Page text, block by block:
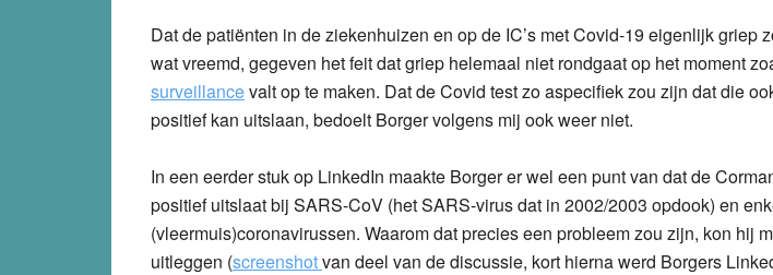
Dat de patiënten in de ziekenhuizen en op de IC’s met Covid-19 eigenlijk griep
wat vreemd, gegeven het feit dat griep helemaal niet rondgaat op het moment
surveillancevalt op te maken. Dat de Covid test zo aspecifiek zou zijn dat die
positief kan uitslaan, bedoelt Borger volgens mij ook weer niet.
In een eerder stuk op LinkedIn maakte Borger er wel een punt van dat de
positief uitslaat bij SARS-CoV (het SARS-virus dat in 2002/2003 opdook) en
(vleermuis)coronavirussen. Waarom dat precies een probleem zou zijn, kon hij
uitleggen (screenshotvan deel van de discussie, kort hierna werd Borgers